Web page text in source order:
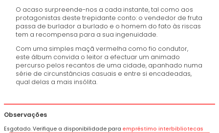
O acaso surpreende-nos a cada instante, tal como aos
protagonistas deste trepidante conto: o vendedor de fruta
passa de burlador a burlado e o homem do fato às riscas
tem a recompensa para a sua ingenuidade.
Com uma simples maçã vermelha como fio condutor,
este álbum convida o leitor a efectuar um animado
percurso pelos recantos de uma cidade, apanhado numa
série de circunstâncias casuais e entre si encadeadas,
qual delas a mais insólita.
Observações
Esgotado. Verifique a disponibilidade paraempréstimo interbibliotecas